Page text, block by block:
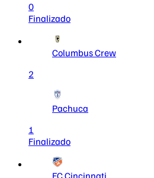
0
Finalizado
Columbus Crew
2
Pachuca
1
Finalizado
FC Cincinnati